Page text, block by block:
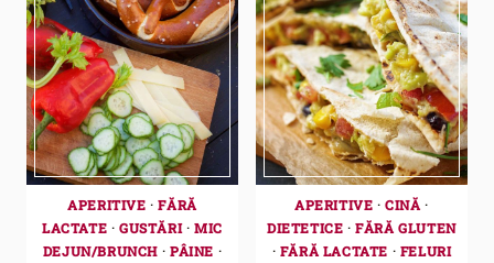
APERITIVE ·FĂRĂ
LACTATE ·GUSTĂRI·MIC
DEJUN/BRUNCH · PÂINE ·
APERITIVE ·CINĂ ·
DIETETICE ·FĂRĂ GLUTEN
· FĂRĂ LACTATE · FELURI